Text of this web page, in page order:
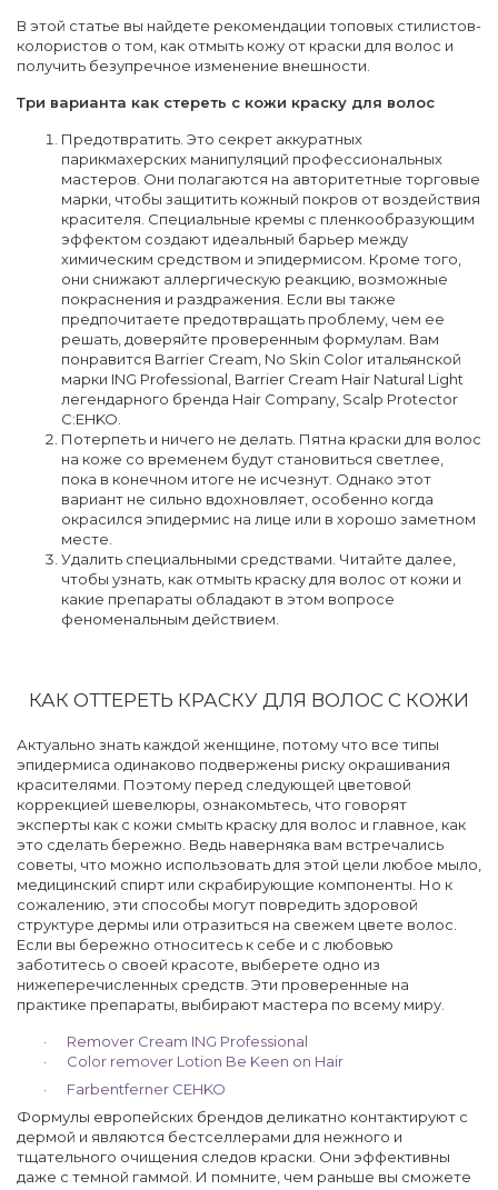
В этой статье вы найдете рекомендации топовых стилистов-
колористов о том, как отмыть кожу от краски для волос и
получить безупречное изменение внешности.
Три варианта как стереть с кожи краску для волос
Предотвратить. Это секрет аккуратных
парикмахерских манипуляций профессиональных
мастеров. Они полагаются на авторитетные торговые
марки, чтобы защитить кожный покров от воздействия
красителя. Специальные кремы с пленкообразующим
эффектом создают идеальный барьер между
химическим средством и эпидермисом. Кроме того,
они снижают аллергическую реакцию, возможные
покраснения и раздражения. Если вы также
предпочитаете предотвращать проблему, чем ее
решать, доверяйте проверенным формулам. Вам
понравится Barrier Cream, No Skin Color итальянской
марки ING Professional, Barrier Cream Hair Natural Light
легендарного бренда Hair Company, Scalp Protector
C:EHKO.
Потерпеть и ничего не делать. Пятна краски для волос
на коже со временем будут становиться светлее,
пока в конечном итоге не исчезнут. Однако этот
вариант не сильно вдохновляет, особенно когда
окрасился эпидермис на лице или в хорошо заметном
месте.
Удалить специальными средствами. Читайте далее,
чтобы узнать, как отмыть краску для волос от кожи и
какие препараты обладают в этом вопросе
феноменальным действием.
КАК ОТТЕРЕТЬ КРАСКУ ДЛЯ ВОЛОС С КОЖИ
Актуально знать каждой женщине, потому что все типы
эпидермиса одинаково подвержены риску окрашивания
красителями. Поэтому перед следующей цветовой
коррекцией шевелюры, ознакомьтесь, что говорят
эксперты как с кожи смыть краску для волос и главное, как
это сделать бережно. Ведь наверняка вам встречались
советы, что можно использовать для этой цели любое мыло,
медицинский спирт или скрабирующие компоненты. Но к
сожалению, эти способы могут повредить здоровой
структуре дермы или отразиться на свежем цвете волос.
Если вы бережно относитесь к себе и с любовью
заботитесь о своей красоте, выберете одно из
нижеперечисленных средств. Эти проверенные на
практике препараты, выбирают мастера по всему миру.
·
Remover Cream ING Professional
·
Color remover Lotion Be Keen on Hair
·
Farbentferner CEHKO
Формулы европейских брендов деликатно контактируют с
дермой и являются бестселлерами для нежного и
тщательного очищения следов краски. Они эффективны
даже с темной гаммой. И помните, чем раньше вы сможете